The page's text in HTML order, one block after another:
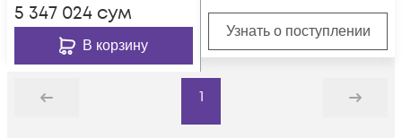
5 347 024 сум
В корзину
Узнать о поступлении
Назад
1
Дальше